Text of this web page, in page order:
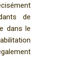
de
dans le